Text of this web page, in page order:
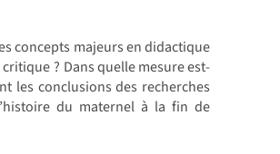
concepts majeurs en didactique
? Dans quelle mesure est-
les conclusions des recherches
du maternel à la fin de